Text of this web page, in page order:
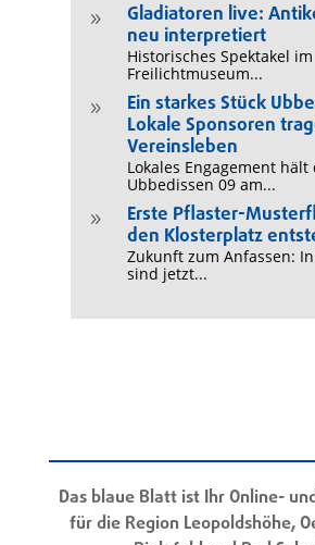
9
Gladiatoren live:
neu interpretiert
Historisches Spektakel im
Freilichtmuseum...
9
Ein starkes Stück
Lokale Sponsoren
Vereinsleben
Lokales Engagement hält
Ubbedissen 09 am...
9
Erste Pflaster-
den Klosterplatz
Zukunft zum Anfassen:
sind jetzt...
Das blaue Blatt ist Ihr Online-
für die Region Leopoldshöhe,